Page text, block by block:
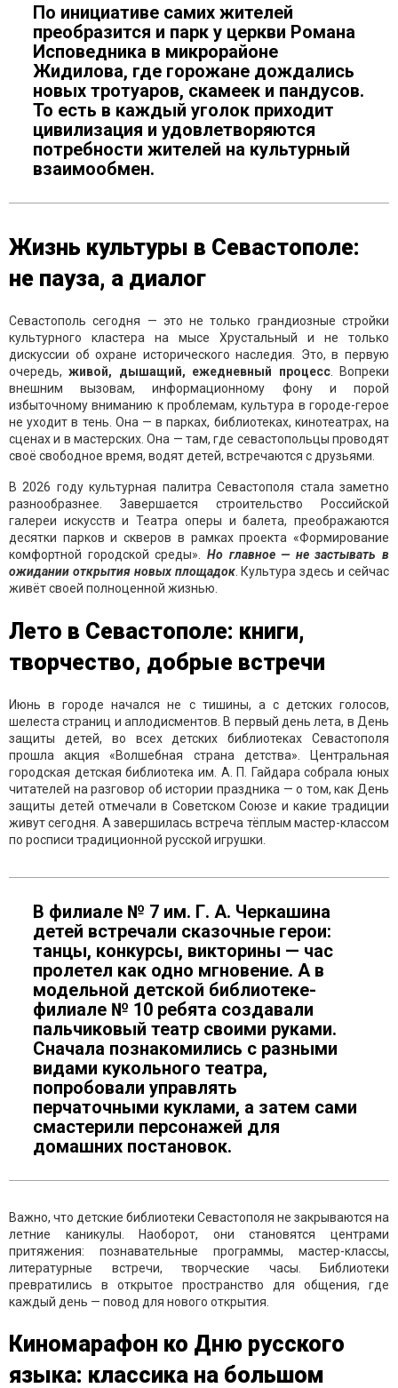
По инициативе самих жителей
преобразится и парк у церкви Романа
Исповедника в микрорайоне
Жидилова, где горожане дождались
новых тротуаров, скамеек и пандусов.
То есть в каждый уголок приходит
цивилизация и удовлетворяются
потребности жителей на культурный
взаимообмен.
Жизнь культуры в Севастополе:
не пауза, а диалог
Севастополь сегодня — это не только грандиозные стройки
культурного кластера на мысе Хрустальный и не только
дискуссии об охране исторического наследия. Это, в первую
очередь,живой, дышащий, ежедневный процесс. Вопреки
внешним вызовам, информационному фону и порой
избыточному вниманию к проблемам, культура в городе-герое
не уходит в тень. Она — в парках, библиотеках, кинотеатрах, на
сценах и в мастерских. Она — там, где севастопольцы проводят
своё свободное время, водят детей, встречаются с друзьями.
В 2026 году культурная палитра Севастополя стала заметно
разнообразнее. Завершается строительство Российской
галереи искусств и Театра оперы и балета, преображаются
десятки парков и скверов в рамках проекта «Формирование
комфортной городской среды». Но главное — не застывать в
ожидании открытия новых площадок. Культура здесь и сейчас
живёт своей полноценной жизнью.
Лето в Севастополе: книги,
творчество, добрые встречи
Июнь в городе начался не с тишины, а с детских голосов,
шелеста страниц и аплодисментов. В первый день лета, в День
защиты детей, во всех детских библиотеках Севастополя
прошла акция «Волшебная страна детства». Центральная
городская детская библиотека им. А. П. Гайдара собрала юных
читателей на разговор об истории праздника — о том, как День
защиты детей отмечали в Советском Союзе и какие традиции
живут сегодня. А завершилась встреча тёплым мастер-классом
по росписи традиционной русской игрушки.
В филиале № 7 им. Г. А. Черкашина
детей встречали сказочные герои:
танцы, конкурсы, викторины — час
пролетел как одно мгновение. А в
модельной детской библиотеке-
филиале № 10 ребята создавали
пальчиковый театр своими руками.
Сначала познакомились с разными
видами кукольного театра,
попробовали управлять
перчаточными куклами, а затем сами
смастерили персонажей для
домашних постановок.
Важно, что детские библиотеки Севастополя не закрываются на
летние каникулы. Наоборот, они становятся центрами
притяжения: познавательные программы, мастер-классы,
литературные встречи, творческие часы. Библиотеки
превратились в открытое пространство для общения, где
каждый день — повод для нового открытия.
Киномарафон ко Дню русского
языка: классика на большом